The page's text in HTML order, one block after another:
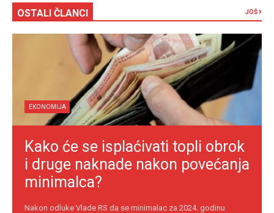
OSTALI ČLANCI JOŠ
EKONOMIJA
Kako će se isplaćivati topli obrok
i druge naknade nakon povećanja
minimalca?
Nakon odluke Vlade RS da se minimalac za 2024. godinu